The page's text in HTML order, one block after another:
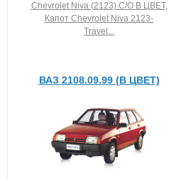
Chevrolet Niva (2123) C/О В ЦВЕТ,
Капот Chevrolet Niva 2123-
Travel...
ВАЗ 2108.09.99 (В ЦВЕТ)